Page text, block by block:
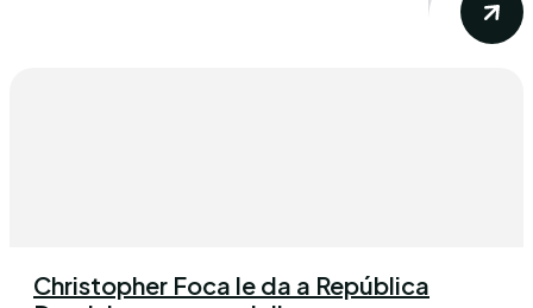
Christopher Foca le da a República